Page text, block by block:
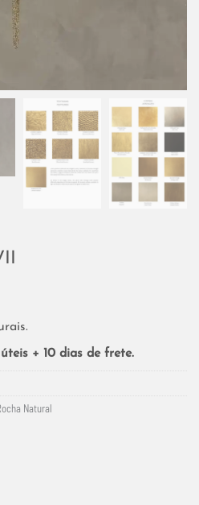
+ 10 dias de frete.
Natural